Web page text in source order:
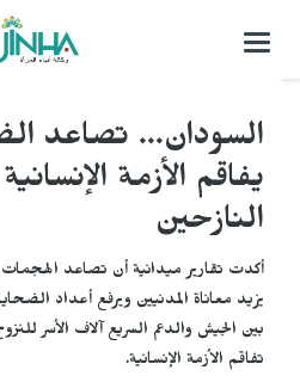
التحكم
السودان... تصاعد
يفاقم الأزمة
النازحين
أكدت تقارير ميدانية أن تصاعد الهجمات
يزيد معاناة المدنيين ويرفع أعداد
بين الجيش والدعم السريع آلاف الأسر
تفاقم الأزمة الإنسانية.